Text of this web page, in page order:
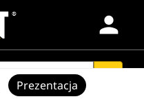
person
Prezentacja